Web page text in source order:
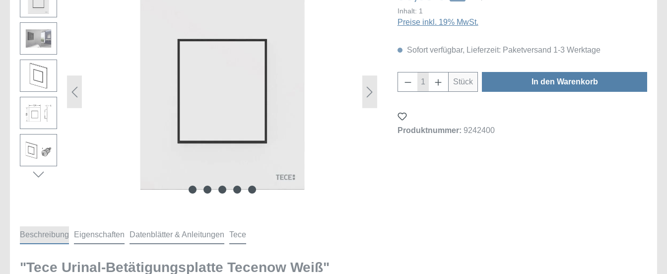
Inhalt: 1
Preise inkl. 19% MwSt.
Sofort verfügbar, Lieferzeit: Paketversand 1-3 Werktage
Produkt Anzahl: Gib den gewünschten Wert ein
Stück In den Warenkorb
Produktnummer: 9242400
Beschreibung Eigenschaften Datenblätter & Anleitungen Tece
"Tece Urinal-Betätigungsplatte Tecenow Weiß"